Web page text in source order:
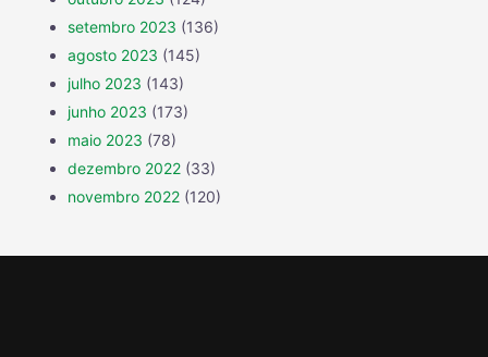
setembro 2023 (136)
agosto 2023 (145)
julho 2023 (143)
junho 2023 (173)
maio 2023 (78)
dezembro 2022 (33)
novembro 2022 (120)